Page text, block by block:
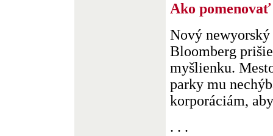
Ako
Nový
Bloomberg
myšlienku.
parky mu
korporáciám,
. . .